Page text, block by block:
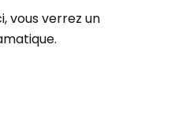
vous verrez un